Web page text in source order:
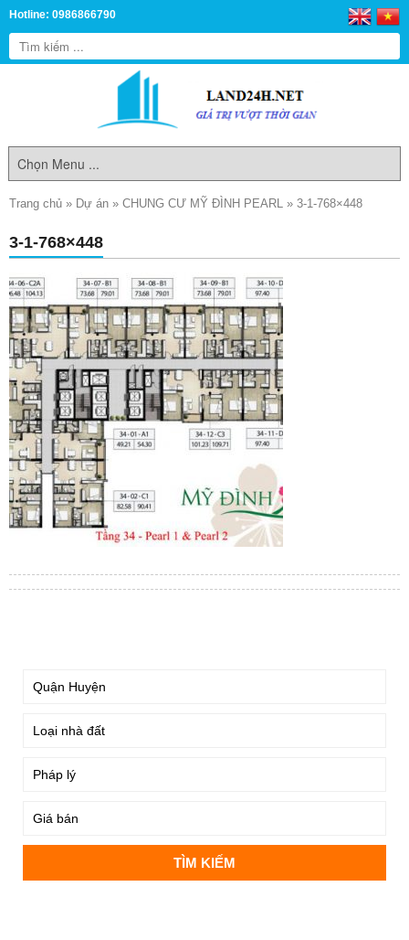
Hotline: 0986866790
Trang chủ » Dự án » CHUNG CƯ MỸ ĐÌNH PEARL » 3-1-768×448
3-1-768×448